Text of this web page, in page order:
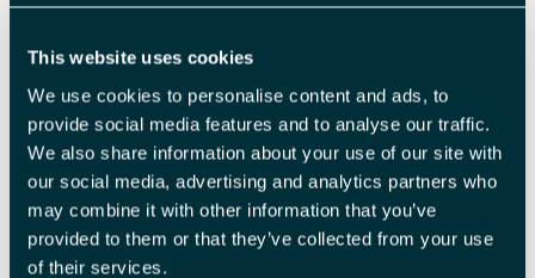
This website uses cookies
We use cookies to personalise content and ads, to
provide social media features and to analyse our traffic.
We also share information about your use of our site with
our social media, advertising and analytics partners who
may combine it with other information that you’ve
provided to them or that they’ve collected from your use
of their services.
Merket «Member of Visit Svalbard»
er et kvalitetsstempel som
viser kundene at medlemmene i Visit Svalbard er en del av et
det seriøse, organiserte reiselivet i Longyearbyen. I en verden
med stadig mer kvalitetsbevisste gjester bidrar dette merket
med å gjøre det enklere for gjestene og gjøre gode valg, og hvor